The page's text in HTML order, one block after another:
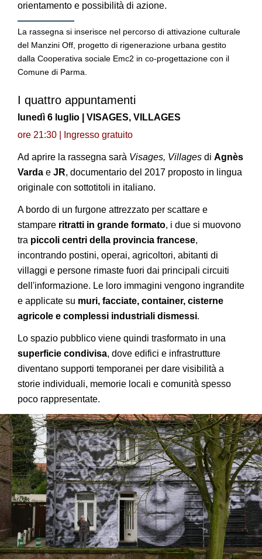
orientamento e possibilità di azione.
La rassegna si inserisce nel percorso di attivazione culturale
del Manzini Off, progetto di rigenerazione urbana gestito
dalla Cooperativa sociale Emc2 in co-progettazione con il
Comune di Parma.
I quattro appuntamenti
lunedì 6 luglio | VISAGES, VILLAGES
ore 21:30 | Ingresso gratuito
Ad aprire la rassegna sarà Visages, Villages di Agnès
Varda e JR, documentario del 2017 proposto in lingua
originale con sottotitoli in italiano.
A bordo di un furgone attrezzato per scattare e
stampare ritratti in grande formato, i due si muovono
tra piccoli centri della provincia francese,
incontrando postini, operai, agricoltori, abitanti di
villaggi e persone rimaste fuori dai principali circuiti
dell'informazione. Le loro immagini vengono ingrandite
e applicate su muri, facciate, container, cisterne
agricole e complessi industriali dismessi.
Lo spazio pubblico viene quindi trasformato in una
superficie condivisa, dove edifici e infrastrutture
diventano supporti temporanei per dare visibilità a
storie individuali, memorie locali e comunità spesso
poco rappresentate.